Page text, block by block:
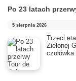
Po 23 latach
5 sierpnia 2026
Trzeci
Zielonej